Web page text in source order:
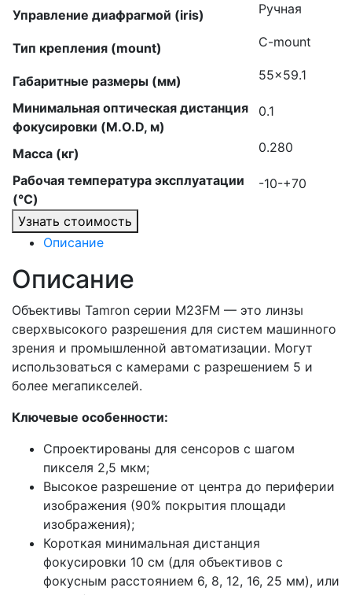
Управление диафрагмой (iris) Ручная
Тип крепления (mount) C-mount
Габаритные размеры (мм) 55×59.1
Минимальная оптическая дистанция
фокусировки (M.O.D, м)
0.1
Масса (кг) 0.280
Рабочая температура эксплуатации
(°C)
-10-+70
Узнать стоимость
Описание
Описание
Объективы Tamron серии M23FM — это линзы
сверхвысокого разрешения для систем машинного
зрения и промышленной автоматизации. Могут
использоваться с камерами с разрешением 5 и
более мегапикселей.
Ключевые особенности:
Спроектированы для сенсоров с шагом
пикселя 2,5 мкм;
Высокое разрешение от центра до периферии
изображения (90% покрытия площади
изображения);
Короткая минимальная дистанция
фокусировки 10 см (для объективов с
фокусным расстоянием 6, 8, 12, 16, 25 мм), или